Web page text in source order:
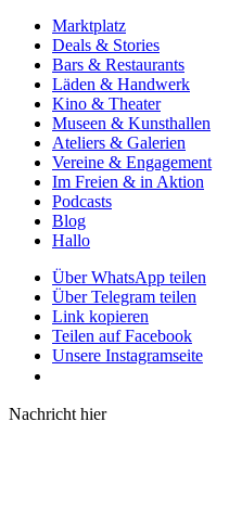
Marktplatz
Deals & Stories
Bars & Restaurants
Läden & Handwerk
Kino & Theater
Museen & Kunsthallen
Ateliers & Galerien
Vereine & Engagement
Im Freien & in Aktion
Podcasts
Blog
Hallo
Über WhatsApp teilen
Über Telegram teilen
Link kopieren
Teilen auf Facebook
Unsere Instagramseite
Nachricht hier